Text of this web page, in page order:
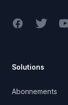
FacebookTwitter
Solutions
Abonnements